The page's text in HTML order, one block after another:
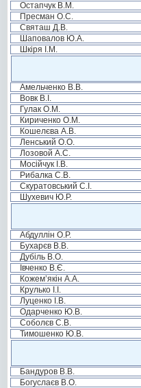
Остапчук В.М.
Пресман О.С.
Святаш Д.В.
Шаповалов Ю.А.
Шкіря І.М.
Амельченко В.В.
Вовк В.І.
Гулак О.М.
Кириченко О.М.
Кошелєва А.В.
Ленський О.О.
Лозовой А.С.
Мосійчук І.В.
Рибалка С.В.
Скуратовський С.І.
Шухевич Ю.Р.
Абдуллін О.Р.
Бухарєв В.В.
Дубіль В.О.
Івченко В.Є.
Кожем’якін А.А.
Крулько І.І.
Луценко І.В.
Одарченко Ю.В.
Соболєв С.В.
Тимошенко Ю.В.
Бандуров В.В.
Богуслаєв В.О.